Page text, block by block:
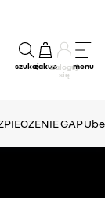
szukajzakupZaloguj
się
menu
GAP